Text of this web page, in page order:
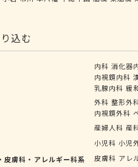
込む
内科 消化器
内視鏡内科
乳腺内科 緩
外科 整形外
内視鏡外科
産婦人科 産
小児科 小児
皮膚科・アレルギー科系
皮膚科 アレ